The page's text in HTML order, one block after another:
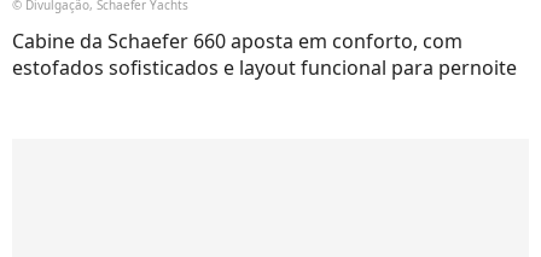
© Divulgação, Schaefer Yachts
Cabine da Schaefer 660 aposta em conforto, com
estofados sofisticados e layout funcional para pernoite